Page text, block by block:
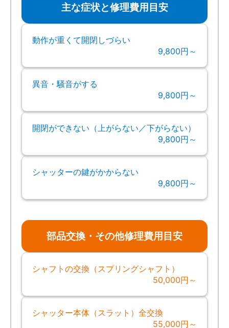
主な症状と修理費用目安
動作が重くて開閉しづらい
9,800円～
異音・騒音がする
9,800円～
開閉ができない（上がらない／下がらない）
9,800円～
シャッターの鍵がかからない
9,800円～
部品交換・その他修理費用目安
シャフトの交換（スプリングシャフト）
50,000円～
シャッター本体（スラット）全交換
55,000円～